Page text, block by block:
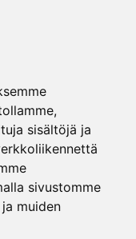
sisältöjä ja
sivustomme
muiden